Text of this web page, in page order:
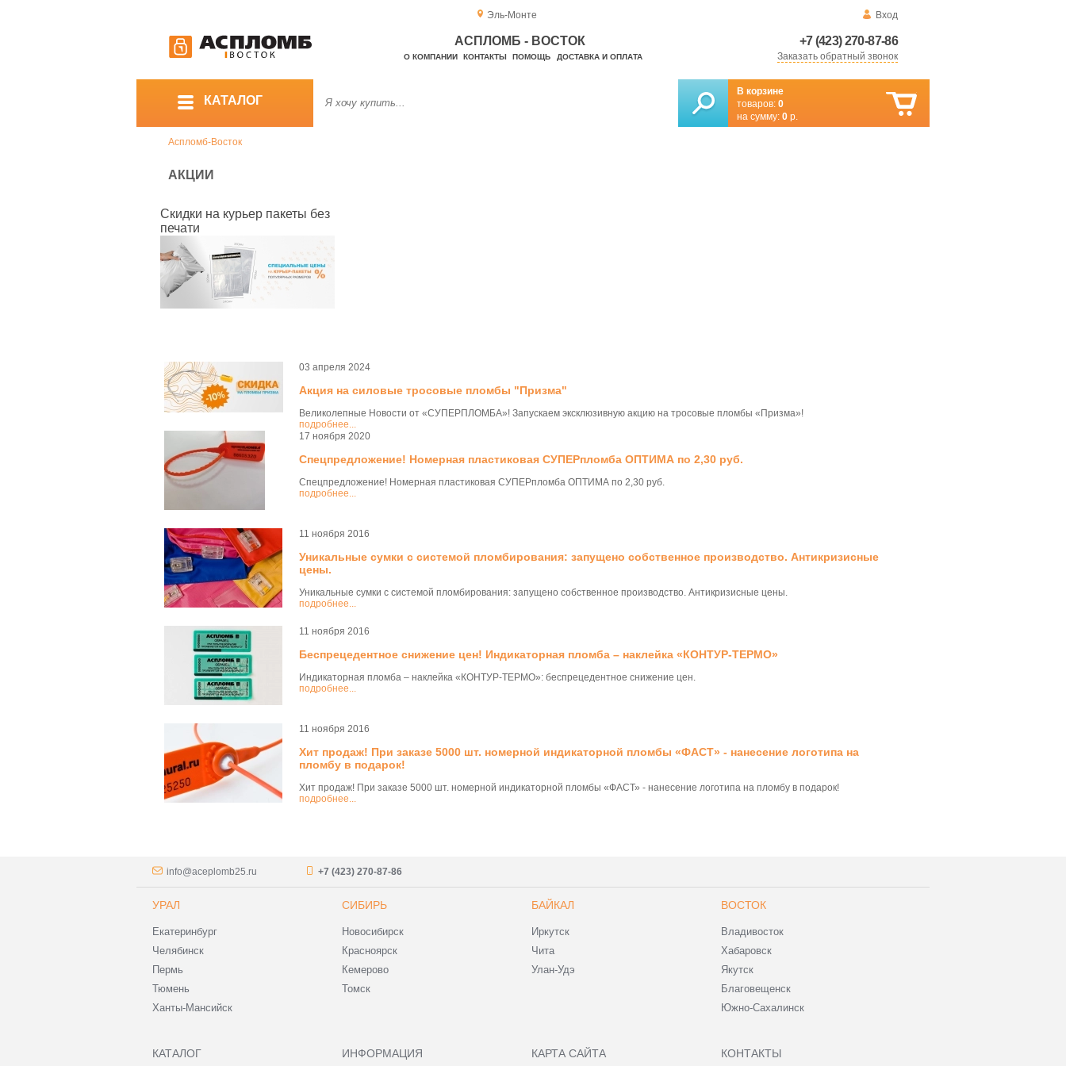
Эль-Монте Вход
+7 (423) 270-87-86
Заказать обратный звонок
АСПЛОМБ - ВОСТОК
О КОМПАНИИ КОНТАКТЫ ПОМОЩЬ ДОСТАВКА И ОПЛАТА
КАТАЛОГ
В корзине
товаров: 0
на сумму: 0 р.
Аспломб-Восток
АКЦИИ
Скидки на курьер пакеты без
печати
03 апреля 2024
Акция на силовые тросовые пломбы "Призма"
Великолепные Новости от «СУПЕРПЛОМБА»! Запускаем эксклюзивную акцию на тросовые пломбы «Призма»!
подробнее...
17 ноября 2020
Спецпредложение! Номерная пластиковая СУПЕРпломба ОПТИМА по 2,30 руб.
Спецпредложение! Номерная пластиковая СУПЕРпломба ОПТИМА по 2,30 руб.
подробнее...
11 ноября 2016
Уникальные сумки с системой пломбирования: запущено собственное производство. Антикризисные
цены.
Уникальные сумки с системой пломбирования: запущено собственное производство. Антикризисные цены.
подробнее...
11 ноября 2016
Беспрецедентное снижение цен! Индикаторная пломба – наклейка «КОНТУР-ТЕРМО»
Индикаторная пломба – наклейка «КОНТУР-ТЕРМО»: беспрецедентное снижение цен.
подробнее...
11 ноября 2016
Хит продаж! При заказе 5000 шт. номерной индикаторной пломбы «ФАСТ» - нанесение логотипа на
пломбу в подарок!
Хит продаж! При заказе 5000 шт. номерной индикаторной пломбы «ФАСТ» - нанесение логотипа на пломбу в подарок!
подробнее...
info@aceplomb25.ru +7 (423) 270-87-86
УРАЛ
Екатеринбург
Челябинск
Пермь
Тюмень
Ханты-Мансийск
СИБИРЬ
Новосибирск
Красноярск
Кемерово
Томск
БАЙКАЛ
Иркутск
Чита
Улан-Удэ
ВОСТОК
Владивосток
Хабаровск
Якутск
Благовещенск
Южно-Сахалинск
КАТАЛОГ ИНФОРМАЦИЯ КАРТА САЙТА КОНТАКТЫ